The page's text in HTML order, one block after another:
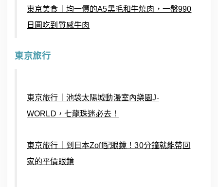
東京美食｜均一價的A5黑毛和牛燒肉，一盤990
日圓吃到質感牛肉
東京旅行
東京旅行｜池袋太陽城動漫室內樂園J-
WORLD，七龍珠迷必去！
東京旅行｜到日本Zoff配眼鏡！30分鐘就能帶回
家的平價眼鏡